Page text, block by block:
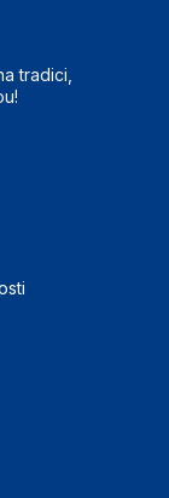
tradici,